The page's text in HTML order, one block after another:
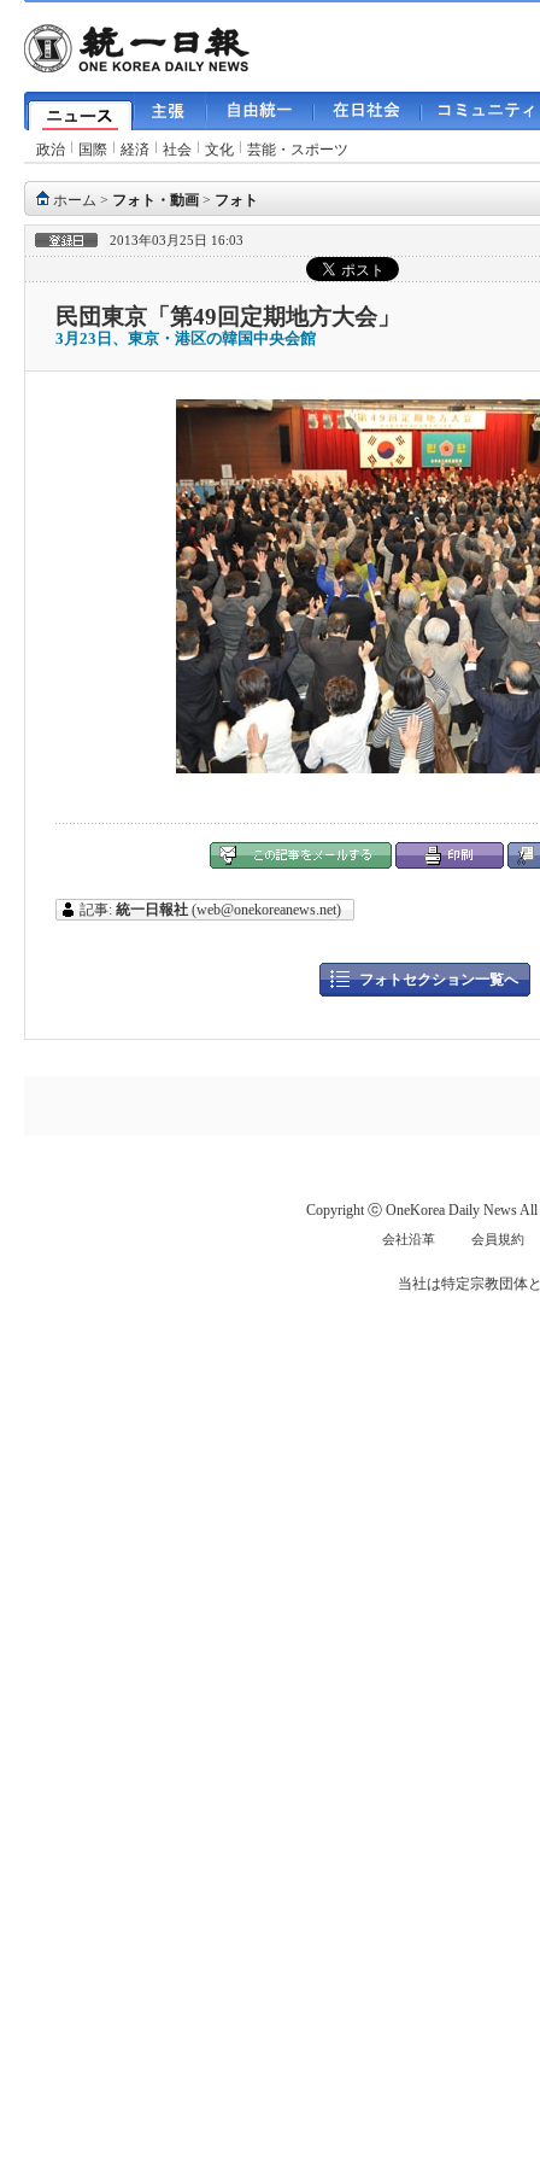
政治 国際 経済 社会 文化 芸能・スポーツ
ホーム > フォト・動画 > フォト
2013年03月25日 16:03
民団東京「第49回定期地方大会」
3月23日、東京・港区の韓国中央会館
記事: 統一日報社 (web@onekoreanews.net)
フォトセクション一覧へ
Copyright ⓒ OneKorea Daily News All
会社沿革 会員規約
当社は特定宗教団体